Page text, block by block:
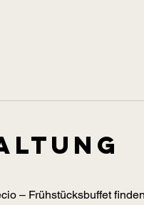
– Frühstücksbuffet